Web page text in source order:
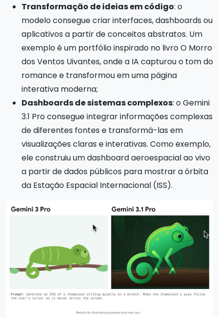
Transformação de ideias em código: o
modelo consegue criar interfaces, dashboards ou
aplicativos a partir de conceitos abstratos. Um
exemplo é um portfólio inspirado no livro O Morro
dos Ventos Uivantes, onde a IA capturou o tom do
romance e transformou em uma página
interativa moderna;
Dashboards de sistemas complexos: o Gemini
3.1 Pro consegue integrar informações complexas
de diferentes fontes e transformá-las em
visualizações claras e interativas. Como exemplo,
ele construiu um dashboard aeroespacial ao vivo
a partir de dados públicos para mostrar a órbita
da Estação Espacial Internacional (ISS).